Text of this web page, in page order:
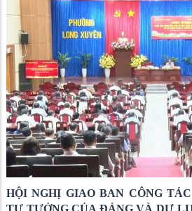
HỘI NGHỊ GIAO BAN CÔNG
TƯ TƯỞNG CỦA ĐẢNG VÀ DƯ